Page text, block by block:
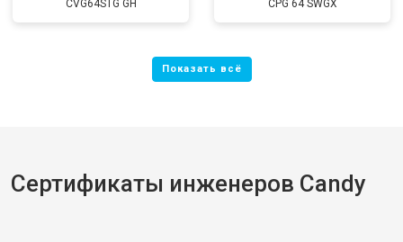
CVG64STG GH CPG 64 SWGX
Сертификаты инженеров Candy